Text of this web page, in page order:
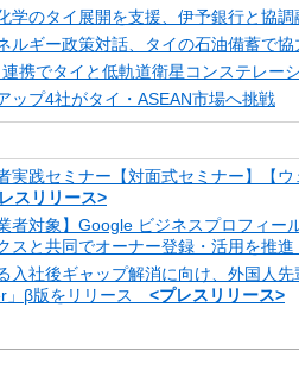
学のタイ展開を支援、伊予銀行と協調
ルギー政策対話、タイの石油備蓄で協
携でタイと低軌道衛星コンステレー
ップ4社がタイ・ASEAN市場へ挑戦
実践セミナー【対面式セミナー】【
スリリース>
者対象】Google ビジネスプロフィー
スと共同でオーナー登録・活用を推
入社後ギャップ解消に向け、外国人
」β版をリリース <プレスリリース>